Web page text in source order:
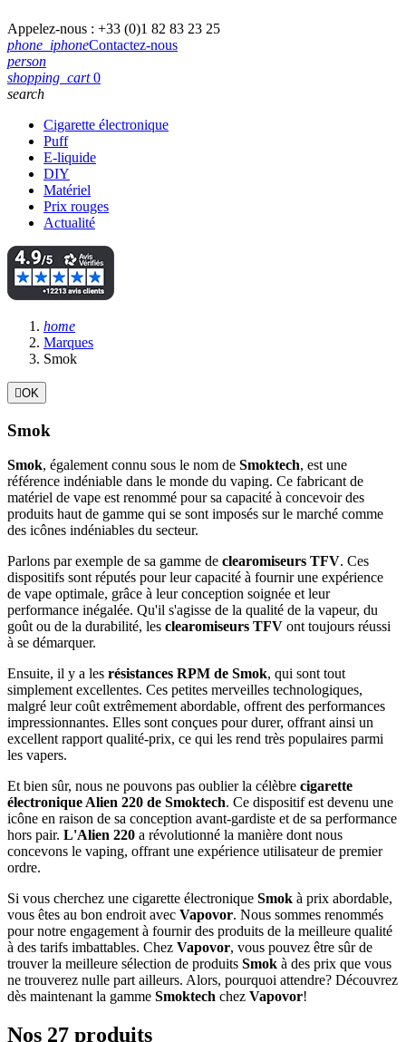
Appelez-nous : +33 (0)1 82 83 23 25
phone_iphoneContactez-nous
person
shopping_cart 0
search
Cigarette électronique
Puff
E-liquide
DIY
Matériel
Prix rouges
Actualité
home
Marques
Smok
Filtres:
Effacer les filtres
Catégories
Matériel
Cartouches POD
Clearomiseurs
Pièces détachées
Résistances
Prix
€
€
Voir les Produits27
OK
Smok
Smok, également connu sous le nom de Smoktech, est une
référence indéniable dans le monde du vaping. Ce fabricant de
matériel de vape est renommé pour sa capacité à concevoir des
produits haut de gamme qui se sont imposés sur le marché comme
des icônes indéniables du secteur.
Parlons par exemple de sa gamme de clearomiseurs TFV. Ces
dispositifs sont réputés pour leur capacité à fournir une expérience
de vape optimale, grâce à leur conception soignée et leur
performance inégalée. Qu'il s'agisse de la qualité de la vapeur, du
goût ou de la durabilité, les clearomiseurs TFV ont toujours réussi
à se démarquer.
Ensuite, il y a les résistances RPM de Smok, qui sont tout
simplement excellentes. Ces petites merveilles technologiques,
malgré leur coût extrêmement abordable, offrent des performances
impressionnantes. Elles sont conçues pour durer, offrant ainsi un
excellent rapport qualité-prix, ce qui les rend très populaires parmi
les vapers.
Et bien sûr, nous ne pouvons pas oublier la célèbre cigarette
électronique Alien 220 de Smoktech. Ce dispositif est devenu une
icône en raison de sa conception avant-gardiste et de sa performance
hors pair. L'Alien 220 a révolutionné la manière dont nous
concevons le vaping, offrant une expérience utilisateur de premier
ordre.
Si vous cherchez une cigarette électronique Smok à prix abordable,
vous êtes au bon endroit avec Vapovor. Nous sommes renommés
pour notre engagement à fournir des produits de la meilleure qualité
à des tarifs imbattables. Chez Vapovor, vous pouvez être sûr de
trouver la meilleure sélection de produits Smok à des prix que vous
ne trouverez nulle part ailleurs. Alors, pourquoi attendre? Découvrez
dès maintenant la gamme Smoktech chez Vapovor!
Nos 27 produits